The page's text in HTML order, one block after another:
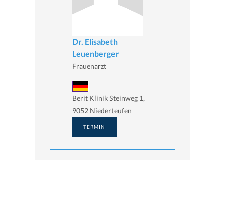
Dr. Elisabeth
Leuenberger
Frauenarzt
Berit Klinik Steinweg 1,
9052 Niederteufen
TERMIN